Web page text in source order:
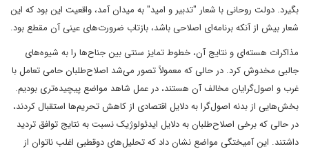
بگیرد. دولت روحانی با شعار "تدبیر و امید" به میدان آمد، واقعیت این بود که این
شعار بیش از آنکه برنامه‌ای اصلاحی باشد، بازتاب ضرورت‌های عینی آن مقطع بود.
مذاکرات هسته‌ای و نتایج آن، خطوط تمایز سنتی بین جناح‌ها را به شیوه‌های
جالبی مخدوش کرد. در حالی که معمولاً تصور می‌شد اصلاح‌طلبان حامی تعامل با
غرب و اصول‌گرایان مخالف آن هستند، در عمل شاهد مواضع پیچیده‌تری بودیم.
بخش‌هایی از بدنه اصول‌گرا به دلایل اقتصادی از کاهش تحریم‌ها استقبال کردند،
در حالی که برخی اصلاح‌طلبان به دلایل ایدئولوژیک نسبت به نتایج توافق تردید
داشتند. این آمیختگی مواضع نشان داد که تحلیل‌های دوقطبی اغلب ناتوان از